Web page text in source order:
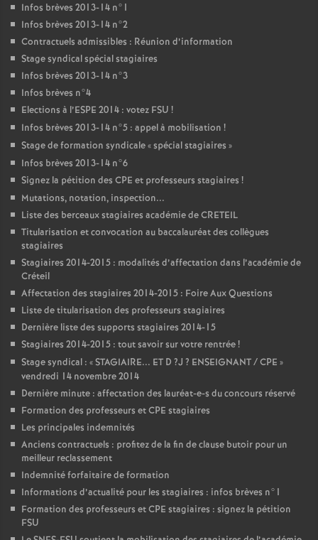
Infos brèves 2013-14 n°1
Infos brèves 2013-14 n°2
Contractuels admissibles : Réunion d’information
Stage syndical spécial stagiaires
Infos brèves 2013-14 n°3
Infos brèves n°4
Elections à l’ESPE 2014 : votez FSU !
Infos brèves 2013-14 n°5 : appel à mobilisation !
Stage de formation syndicale «spécial stagiaires »
Infos brèves 2013-14 n°6
Signez la pétition des CPE et professeurs stagiaires !
Mutations, notation, inspection...
Liste des berceaux stagiaires académie deCRETEIL
Titularisation et convocation au baccalauréat des collègues
stagiaires
Stagiaires 2014-2015 : modalités d’affectation dans l’académie de
Créteil
Affectation des stagiaires 2014-2015 : Foire Aux Questions
Liste de titularisation des professeurs stagiaires
Dernière liste des supports stagiaires 2014-15
Stagiaires 2014-2015 : tout savoir sur votre rentrée!
Stage syndical : «STAGIAIRE... ET D ?J ? ENSEIGNANT/CPE »
vendredi 14 novembre 2014
Dernière minute : affectation des lauréat-e-s du concours réservé
Formation des professeurs etCPE stagiaires
Les principales indemnités
Anciens contractuels : profitez de la fin de clause butoir pour un
meilleur reclassement
Indemnité forfaitaire de formation
Informations d’actualité pour les stagiaires : infos brèves n°1
Formation des professeurs etCPE stagiaires : signez la pétition
FSU